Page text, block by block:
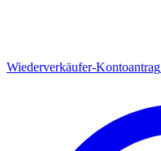
Wiederverkäufer-Kontoantrag